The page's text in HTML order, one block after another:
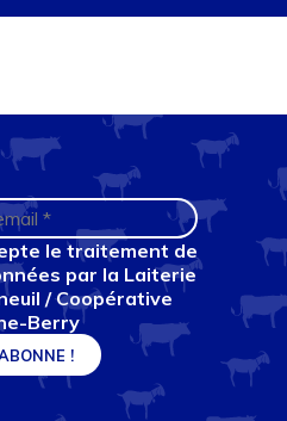
le traitement de
par la Laiterie
/ Coopérative
Berry